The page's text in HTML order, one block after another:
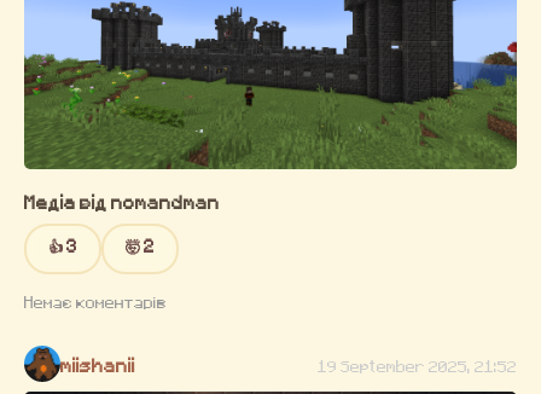
Медіа від nomandman
👍 3 🤯 2
Немає коментарів
miishanii 19 September 2025, 21:52